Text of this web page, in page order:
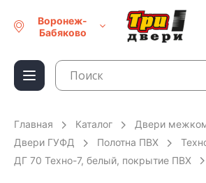
Воронеж-
Бабяково
Главная Каталог
Двери
Двери ГУФД
Полотна ПВХ
ДГ 70 Техно-7, белый, покрытие ПВХ